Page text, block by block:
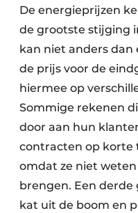
De energieprijzen
de grootste stijging
kan niet anders dan
de prijs voor de
hiermee op
Sommige rekenen
door aan hun
contracten op korte
omdat ze niet
brengen. Een
kat uit de boom en